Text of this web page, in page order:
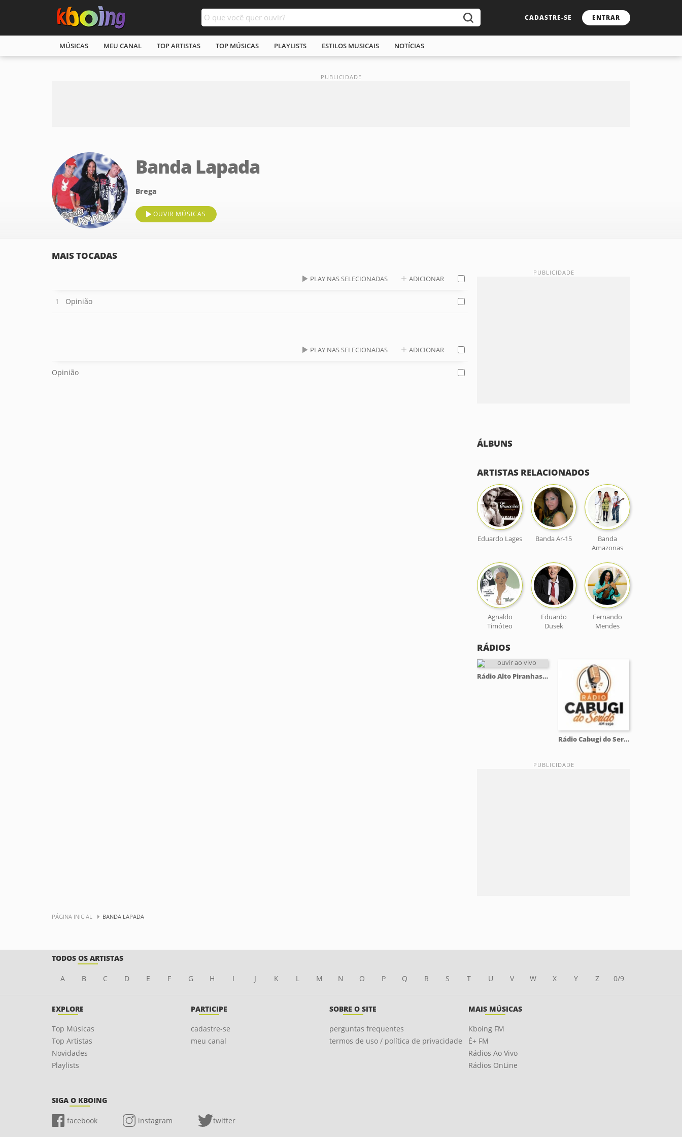
CADASTRE-SE ENTRAR
MÚSICAS MEU CANAL TOP ARTISTAS TOP MÚSICAS PLAYLISTS ESTILOS MUSICAIS NOTÍCIAS
Banda Lapada
Brega
OUVIR MÚSICAS
MAIS TOCADAS
PLAY NAS SELECIONADAS ADICIONAR
Opinião
PLAY NAS SELECIONADAS ADICIONAR
Opinião
ÁLBUNS
ARTISTAS RELACIONADOS
Eduardo Lages Banda Ar-15
Banda
Amazonas
Agnaldo
Timóteo
Eduardo
Dusek
Fernando
Mendes
RÁDIOS
Rádio Alto Piranhas 650 AM
Rádio Cabugi do Seridó 1150 AM
PÁGINA INICIAL BANDA LAPADA
TODOS OS ARTISTAS
A B C D E F G H I J K L M N O P Q R S T U V W X Y Z 0/9
EXPLORE
Top Músicas
Top Artistas
Novidades
Playlists
PARTICIPE
cadastre-se
meu canal
SOBRE O SITE
perguntas frequentes
termos de uso / política de privacidade
MAIS MÚSICAS
Kboing FM
É+ FM
Rádios Ao Vivo
Rádios OnLine
SIGA O KBOING
facebook instagram twitter